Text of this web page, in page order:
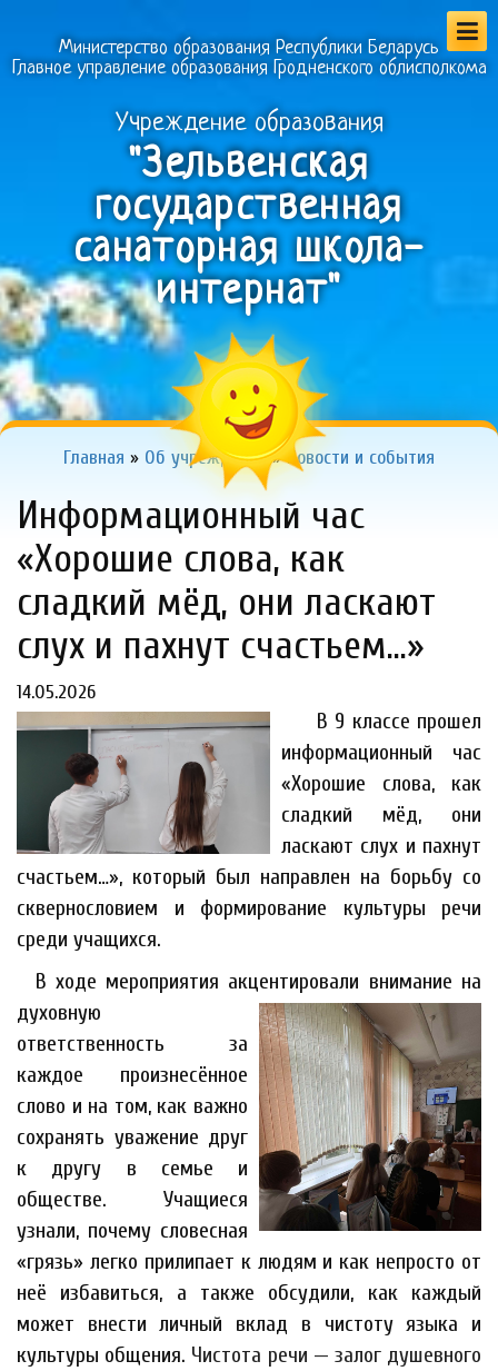
Министерство образования Республики Беларусь
Главное управление образования Гродненского облисполкома
Учреждение образования
"Зельвенская
государственная
санаторная школа-
интернат"
Главная » Об учреждении»Новости и события
Информационный час
«Хорошие слова, как
сладкий мёд, они ласкают
слух и пахнут счастьем…»
14.05.2026
В 9 классе прошел
информационный час
«Хорошие слова, как
сладкий мёд, они
ласкают слух и пахнут
счастьем…», который был направлен на борьбу со
сквернословием и формирование культуры речи
среди учащихся.
В ходе мероприятия акцентировали внимание на
духовную
ответственность за
каждое произнесённое
слово и на том, как важно
сохранять уважение друг
к другу в семье и
обществе. Учащиеся
узнали, почему словесная
«грязь» легко прилипает к людям и как непросто от
неё избавиться, а также обсудили, как каждый
может внести личный вклад в чистоту языка и
культуры общения. Чистота речи — залог душевного